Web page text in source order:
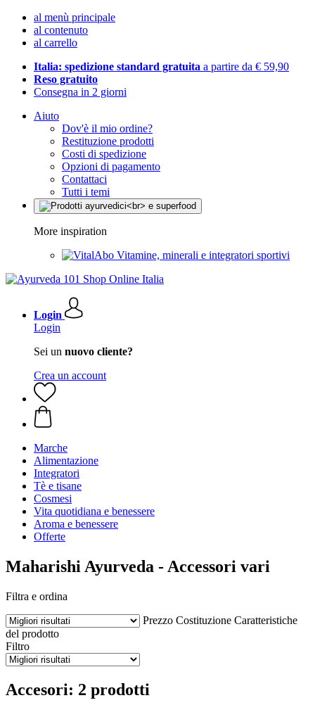
al menù principale
al contenuto
al carrello
Italia: spedizione standard gratuita a partire da € 59,90
Reso gratuito
Consegna in 2 giorni
Aiuto
Dov'è il mio ordine?
Restituzione prodotti
Costi di spedizione
Opzioni di pagamento
Contattaci
Tutti i temi
More inspiration
Vitamine, minerali e integratori sportivi
Login
Login
Sei un nuovo cliente?
Crea un account
Marche
Alimentazione
Integratori
Tè e tisane
Cosmesi
Vita quotidiana e benessere
Aroma e benessere
Offerte
Maharishi Ayurveda - Accessori vari
Filtra e ordina
Prezzo Costituzione Caratteristiche
del prodotto
Filtro
Accesori: 2 prodotti